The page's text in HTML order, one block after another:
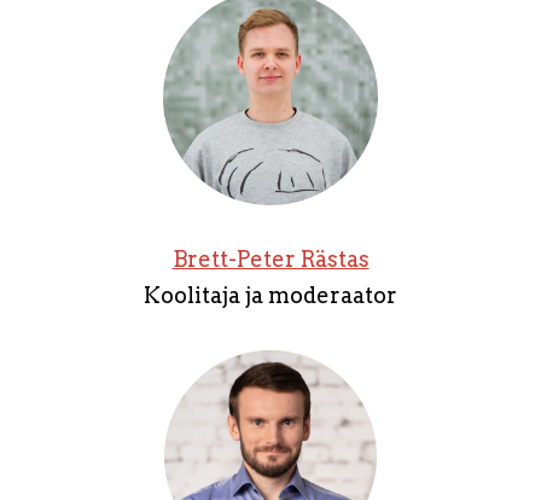
Brett-Peter Rästas
Koolitaja ja moderaator